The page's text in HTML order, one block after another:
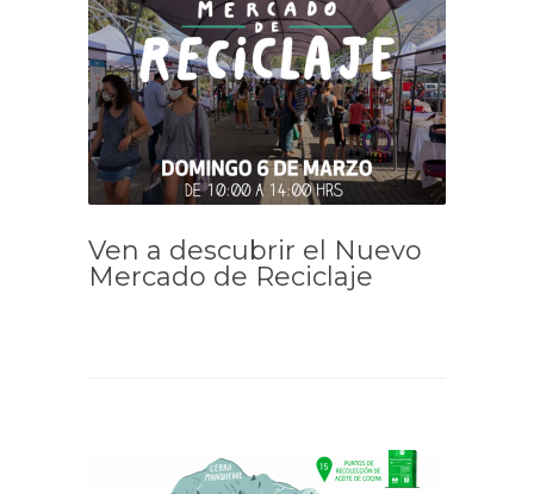
Ven a descubrir el Nuevo
Mercado de Reciclaje